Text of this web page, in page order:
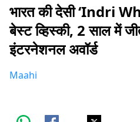
भारत की देसी ‘Indri
बेस्ट व्हिस्की, 2 साल में
इंटरनेशनल अवॉर्ड
Maahi